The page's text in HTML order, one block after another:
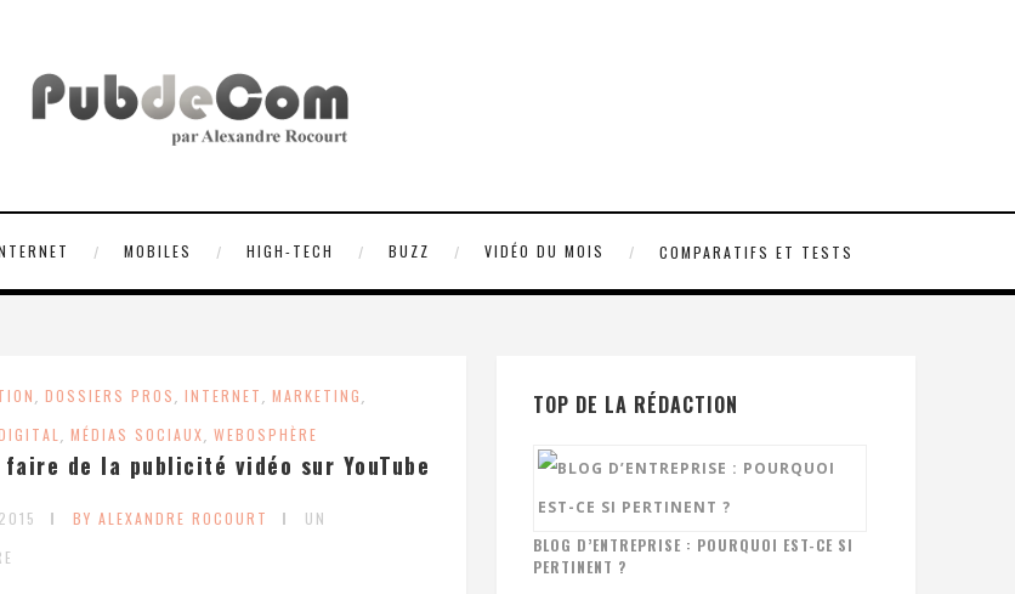
MOBILES HIGH-TECH BUZZ VIDÉO DU MOIS COMPARATIFS ET TESTS
, DOSSIERS PROS, INTERNET, MARKETING,
, MÉDIAS SOCIAUX, WEBOSPHÈRE
faire de la publicité vidéo sur YouTube
BY ALEXANDRE ROCOURT
UN
TOP DE LA RÉDACTION
BLOG D’ENTREPRISE : POURQUOI EST-CE SI
PERTINENT ?